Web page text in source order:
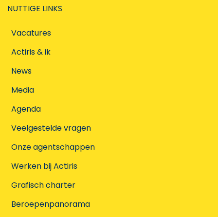
NUTTIGE LINKS
Vacatures
Actiris & ik
News
Media
Agenda
Veelgestelde vragen
Onze agentschappen
Werken bij Actiris
Grafisch charter
Beroepenpanorama